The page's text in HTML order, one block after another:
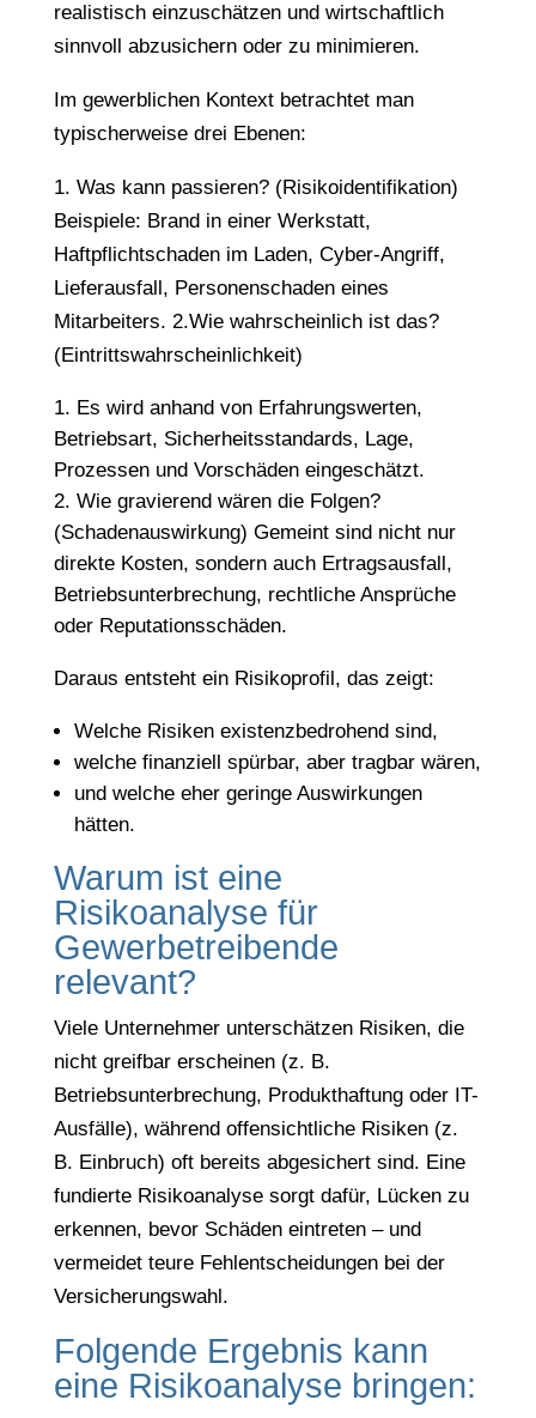
realistisch einzuschätzen und wirtschaftlich
sinnvoll abzusichern oder zu minimieren.
Im gewerblichen Kontext betrachtet man
typischerweise drei Ebenen:
1. Was kann passieren? (Risikoidentifikation)
Beispiele: Brand in einer Werkstatt,
Haftpflichtschaden im Laden, Cyber-Angriff,
Lieferausfall, Personenschaden eines
Mitarbeiters. 2.Wie wahrscheinlich ist das?
(Eintrittswahrscheinlichkeit)
Es wird anhand von Erfahrungswerten,
Betriebsart, Sicherheitsstandards, Lage,
Prozessen und Vorschäden eingeschätzt.
Wie gravierend wären die Folgen?
(Schadenauswirkung) Gemeint sind nicht nur
direkte Kosten, sondern auch Ertragsausfall,
Betriebsunterbrechung, rechtliche Ansprüche
oder Reputationsschäden.
Daraus entsteht ein Risikoprofil, das zeigt:
Welche Risiken existenzbedrohend sind,
welche finanziell spürbar, aber tragbar wären,
und welche eher geringe Auswirkungen
hätten.
Warum ist eine
Risikoanalyse für
Gewerbetreibende
relevant?
Viele Unternehmer unterschätzen Risiken, die
nicht greifbar erscheinen (z. B.
Betriebsunterbrechung, Produkthaftung oder IT-
Ausfälle), während offensichtliche Risiken (z.
B. Einbruch) oft bereits abgesichert sind. Eine
fundierte Risikoanalyse sorgt dafür, Lücken zu
erkennen, bevor Schäden eintreten – und
vermeidet teure Fehlentscheidungen bei der
Versicherungswahl.
Folgende Ergebnis kann
eine Risikoanalyse bringen: